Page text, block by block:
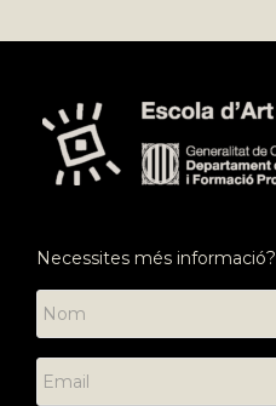
Necessites més informació?